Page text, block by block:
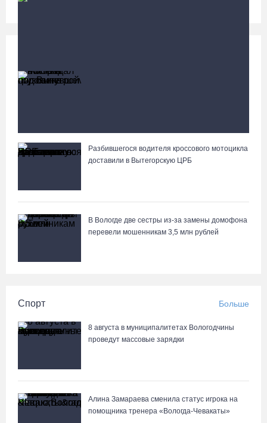
Вологжане сняли на видео медведей на Чукотке
Разбившегося водителя кроссового мотоцикла
доставили в Вытегорскую ЦРБ
В Вологде две сестры из-за замены домофона
перевели мошенникам 3,5 млн рублей
Спорт Больше
8 августа в муниципалитетах Вологодчины
проведут массовые зарядки
Алина Замараева сменила статус игрока на
помощника тренера «Вологда-Чевакаты»